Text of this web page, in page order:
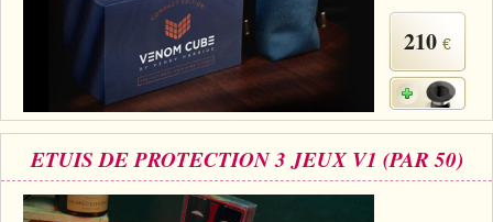
210 €
ETUIS DE PROTECTION 3 JEUX V1 (PAR 50)